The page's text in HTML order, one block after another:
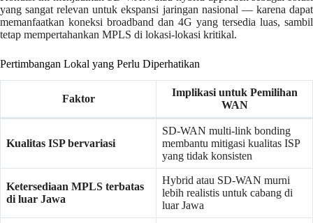
yang sangat relevan untuk ekspansi jaringan nasional — karena dapat
memanfaatkan koneksi broadband dan 4G yang tersedia luas, sambil
tetap mempertahankan MPLS di lokasi-lokasi kritikal.
Pertimbangan Lokal yang Perlu Diperhatikan
Faktor
Implikasi untuk Pemilihan
WAN
Kualitas ISP bervariasi
SD-WAN multi-link bonding
membantu mitigasi kualitas ISP
yang tidak konsisten
Ketersediaan MPLS terbatas
di luar Jawa
Hybrid atau SD-WAN murni
lebih realistis untuk cabang di
luar Jawa